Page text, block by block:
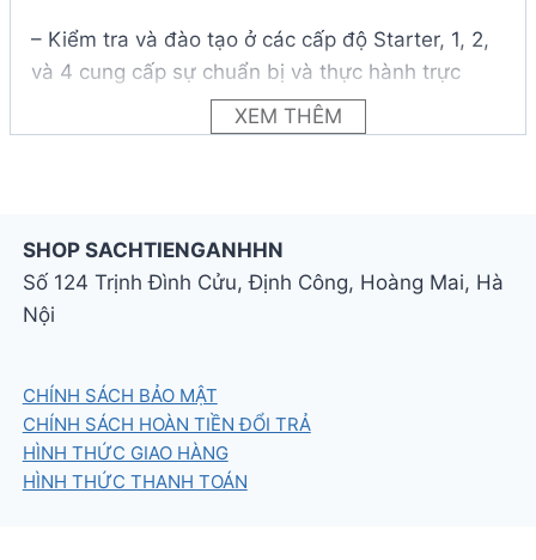
– Kiểm tra và đào tạo ở các cấp độ Starter, 1, 2,
và 4 cung cấp sự chuẩn bị và thực hành trực
quan, hoàn hảo khi đang di chuyển trên mọi thiết
bị.
– Gói kỹ thuật số trên Cambridge One bao gồm
Presentation Plus, Practice Extra, Collaboration
– Xây dựng sự tự tin cho học sinh đối với Chứng
chỉ tiếng Anh Cambridge với bài thi thử được
kiểm tra bởi các chuyên gia đánh giá tại
XEM THÊM
SHOP SACHTIENGANHHN
Số 124 Trịnh Đình Cửu, Định Công, Hoàng Mai, Hà
Nội
CHÍNH SÁCH BẢO MẬT
CHÍNH SÁCH HOÀN TIỀN ĐỔI TRẢ
HÌNH THỨC GIAO HÀNG
HÌNH THỨC THANH TOÁN